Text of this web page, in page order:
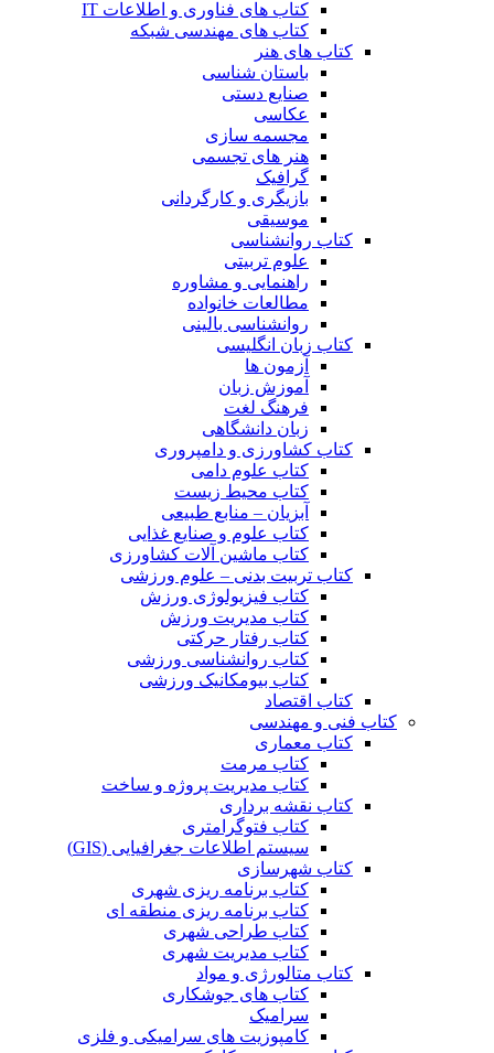
کتاب های فناوری و اطلاعات IT
کتاب های مهندسی شبکه
کتاب های هنر
باستان شناسی
صنایع دستی
عکاسی
مجسمه سازی
هنر های تجسمی
گرافیک
بازیگری و کارگردانی
موسیقی
کتاب روانشناسی
علوم تربیتی
راهنمایی و مشاوره
مطالعات خانواده
روانشناسی بالینی
کتاب زبان انگلیسی
آزمون ها
آموزش زبان
فرهنگ لغت
زبان دانشگاهی
کتاب کشاورزی و دامپروری
کتاب علوم دامی
کتاب محیط زیست
آبزیان – منابع طبیعی
کتاب علوم و صنایع غذایی
کتاب ماشین آلات کشاورزی
کتاب تربیت بدنی – علوم ورزشی
کتاب فیزیولوژی ورزش
کتاب مدیریت ورزش
کتاب رفتار حرکتی
کتاب روانشناسی ورزشی
کتاب بیومکانیک ورزشی
کتاب اقتصاد
کتاب فنی و مهندسی
کتاب معماری
کتاب مرمت
کتاب مدیریت پروژه و ساخت
کتاب نقشه برداری
کتاب فتوگرامتری
سیستم اطلاعات جغرافیایی (GIS)
کتاب شهرسازی
کتاب برنامه ریزی شهری
کتاب برنامه ریزی منطقه ای
کتاب طراحی شهری
کتاب مدیریت شهری
کتاب متالورژی و مواد
کتاب های جوشکاری
سرامیک
کامپوزیت های سرامیکی و فلزی